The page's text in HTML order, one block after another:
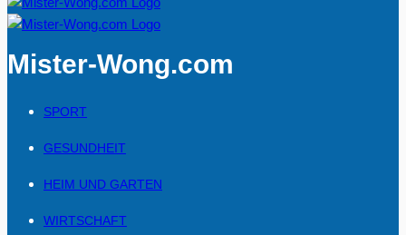
Mister-Wong.com
SPORT
GESUNDHEIT
HEIM UND GARTEN
WIRTSCHAFT